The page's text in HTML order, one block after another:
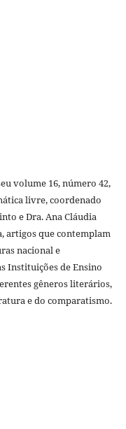
volume 16, número 42,
livre, coordenado
e Dra. Ana Cláudia
artigos que contemplam
nacional e
Instituições de Ensino
gêneros literários,
e do comparatismo.